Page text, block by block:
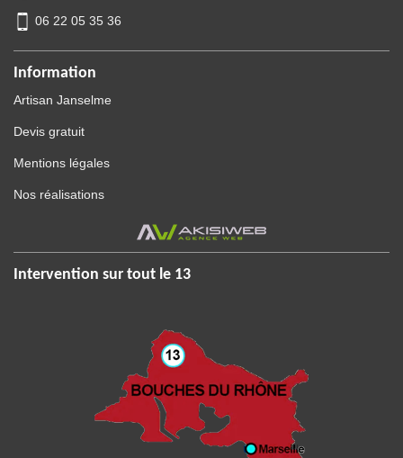
06 22 05 35 36
Information
Artisan Janselme
Devis gratuit
Mentions légales
Nos réalisations
Intervention sur tout le 13